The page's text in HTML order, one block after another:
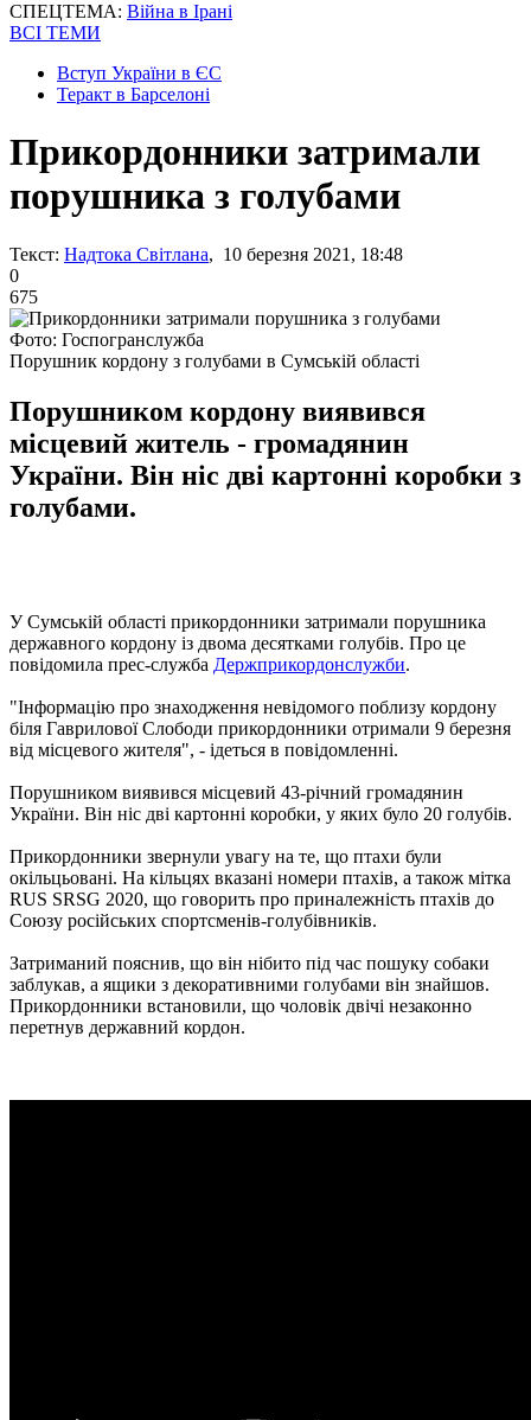
СПЕЦТЕМА: Війна в Ірані
ВСІ ТЕМИ
Вступ України в ЄС
Теракт в Барселоні
Прикордонники затримали
порушника з голубами
Текст: Надтока Світлана, 10 березня 2021, 18:48
0
675
Фото: Госпогранслужба
Порушник кордону з голубами в Сумській області
Порушником кордону виявився
місцевий житель - громадянин
України. Він ніс дві картонні коробки з
голубами.
У Сумській області прикордонники затримали порушника
державного кордону із двома десятками голубів. Про це
повідомила прес-служба Держприкордонслужби.
"Інформацію про знаходження невідомого поблизу кордону
біля Гаврилової Слободи прикордонники отримали 9 березня
від місцевого жителя", - ідеться в повідомленні.
Порушником виявився місцевий 43-річний громадянин
України. Він ніс дві картонні коробки, у яких було 20 голубів.
Прикордонники звернули увагу на те, що птахи були
окільцьовані. На кільцях вказані номери птахів, а також мітка
RUS SRSG 2020, що говорить про приналежність птахів до
Союзу російських спортсменів-голубівників.
Затриманий пояснив, що він нібито під час пошуку собаки
заблукав, а ящики з декоративними голубами він знайшов.
Прикордонники встановили, що чоловік двічі незаконно
перетнув державний кордон.